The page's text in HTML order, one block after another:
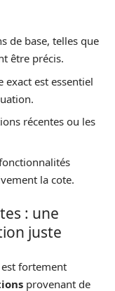
de base, telles que
être précis.
est essentiel
récentes ou les
la cote.
: une
juste
fortement
provenant de